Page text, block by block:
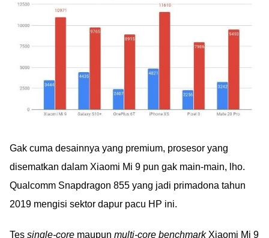
Gak cuma desainnya yang premium, prosesor yang
disematkan dalam Xiaomi Mi 9 pun gak main-main, lho.
Qualcomm Snapdragon 855 yang jadi primadona tahun
2019 mengisi sektor dapur pacu HP ini.
Tes single-core maupun multi-core benchmarkXiaomi Mi 9